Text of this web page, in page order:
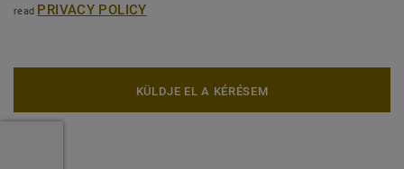
read PRIVACY POLICY
KÜLDJE EL A KÉRÉSEM